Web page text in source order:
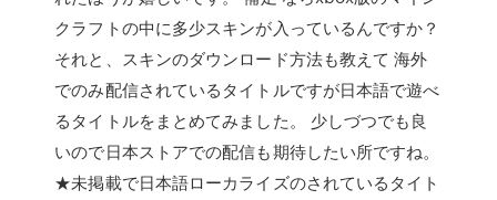
クラフトの中に多少スキンが入っているんですか？
それと、スキンのダウンロード方法も教えて 海外
でのみ配信されているタイトルですが日本語で遊べ
るタイトルをまとめてみました。 少しづつでも良
いので日本ストアでの配信も期待したい所ですね。
★未掲載で日本語ローカライズのされているタイト